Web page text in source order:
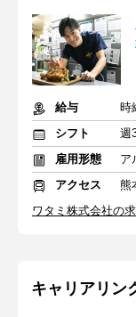
給与
時
シフト
週
雇用形態
ア
アクセス
熊
ワタミ株式会社の
キャリアリン